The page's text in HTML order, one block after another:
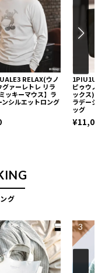
RELAX(ウノ
グァーレトレ リラ
ッキーマウス】ラ
ンシルエットロング
ピゥウノウ
ックス)【ミ
ラデーショ
ッグ
¥11,000
グ
3